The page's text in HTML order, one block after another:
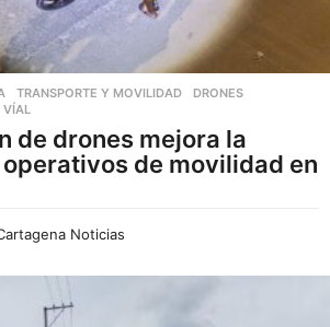
,TRANSPORTE Y MOVILIDAD DRONES
VÍAL
de drones mejora la
de movilidad en
Noticias